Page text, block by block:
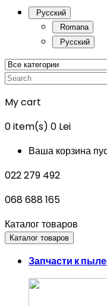
Русский
Romana
Русский
My cart
0item(s) 0 Lei
Ваша корзина
022 279 492
068 688 165
Каталог товаров
Каталог товаров
Запчасти к